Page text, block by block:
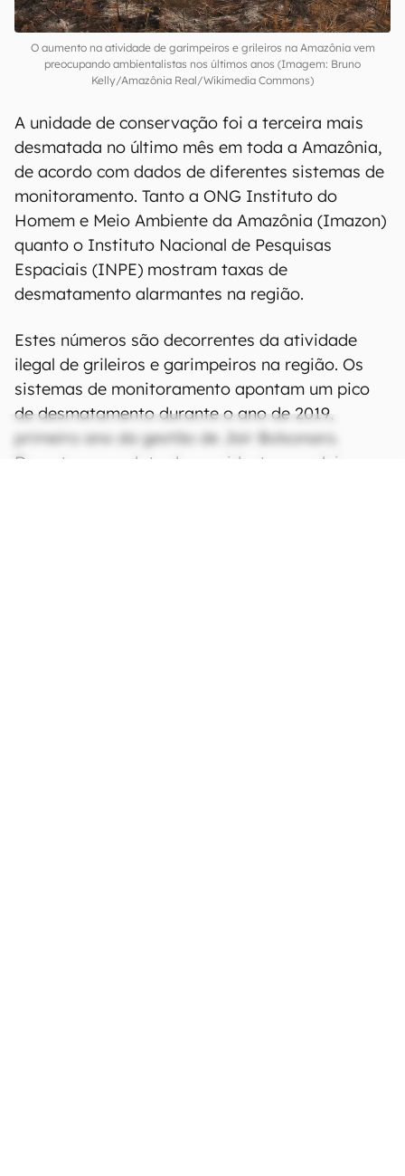
O aumento na atividade de garimpeiros e grileiros na Amazônia vem
preocupando ambientalistas nos últimos anos (Imagem: Bruno
Kelly/Amazônia Real/Wikimedia Commons)
A unidade de conservação foi a terceira mais
desmatada no último mês em toda a Amazônia,
de acordo com dados de diferentes sistemas de
monitoramento. Tanto a ONG Instituto do
Homem e Meio Ambiente da Amazônia (Imazon)
quanto o Instituto Nacional de Pesquisas
Espaciais (INPE) mostram taxas de
desmatamento alarmantes na região.
Estes números são decorrentes da atividade
ilegal de grileiros e garimpeiros na região. Os
sistemas de monitoramento apontam um pico
de desmatamento durante o ano de 2019,
primeiro ano da gestão de Jair Bolsonaro.
Durante o mandato do presidente, que deixa o